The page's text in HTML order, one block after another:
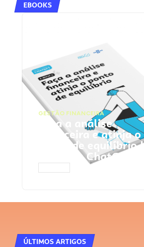
EBOOKS
GESTÃO FINANCEIRA
Faça a análise
financeira e atinja o
ponto de equilíbrio |
Prompts ChatGPT
ÚLTIMOS ARTIGOS